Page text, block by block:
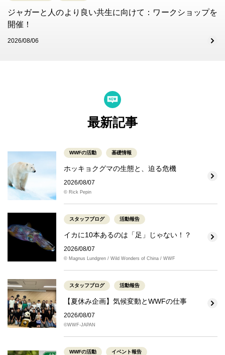
ジャガーと人のより良い共生に向けて：ワークショップを
開催！
2026/08/06
最新記事
WWFの活動 基礎情報
ホッキョクグマの生態と、迫る危機
2026/08/07
© Rick Pepin
スタッフブログ 活動報告
イカに10本あるのは「足」じゃない！？
2026/08/07
© Magnus Lundgren / Wild Wonders of China / WWF
スタッフブログ 活動報告
【夏休み企画】気候変動とWWFの仕事
2026/08/07
©WWF-JAPAN
WWFの活動 イベント報告